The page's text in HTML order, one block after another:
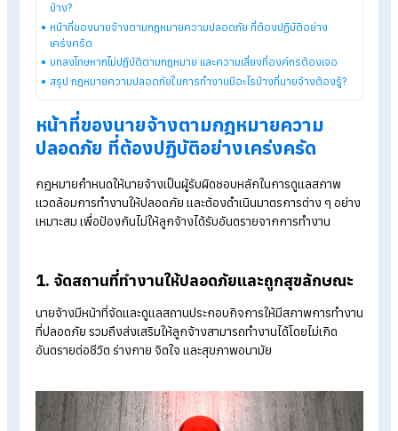
รู้จักโปรแกรม HR ของ HumanSoft เพิ่มเติม
โปรแกรมคำนวณเงินเดือนอัตโนมัติ
ระบบลงเวลาทำงานออนไลน์
ทดลองใช้งานฟรี 30 วัน
กฎหมายความปลอดภัยในการทำงานคืออะไร และครอบคลุมเรื่องใด
บ้าง?
หน้าที่ของนายจ้างตามกฎหมายความปลอดภัย ที่ต้องปฏิบัติอย่าง
เคร่งครัด
สรุป กฎหมายความปลอดภัยในการทำงานมีอะไรบ้างที่นายจ้างต้องรู้?